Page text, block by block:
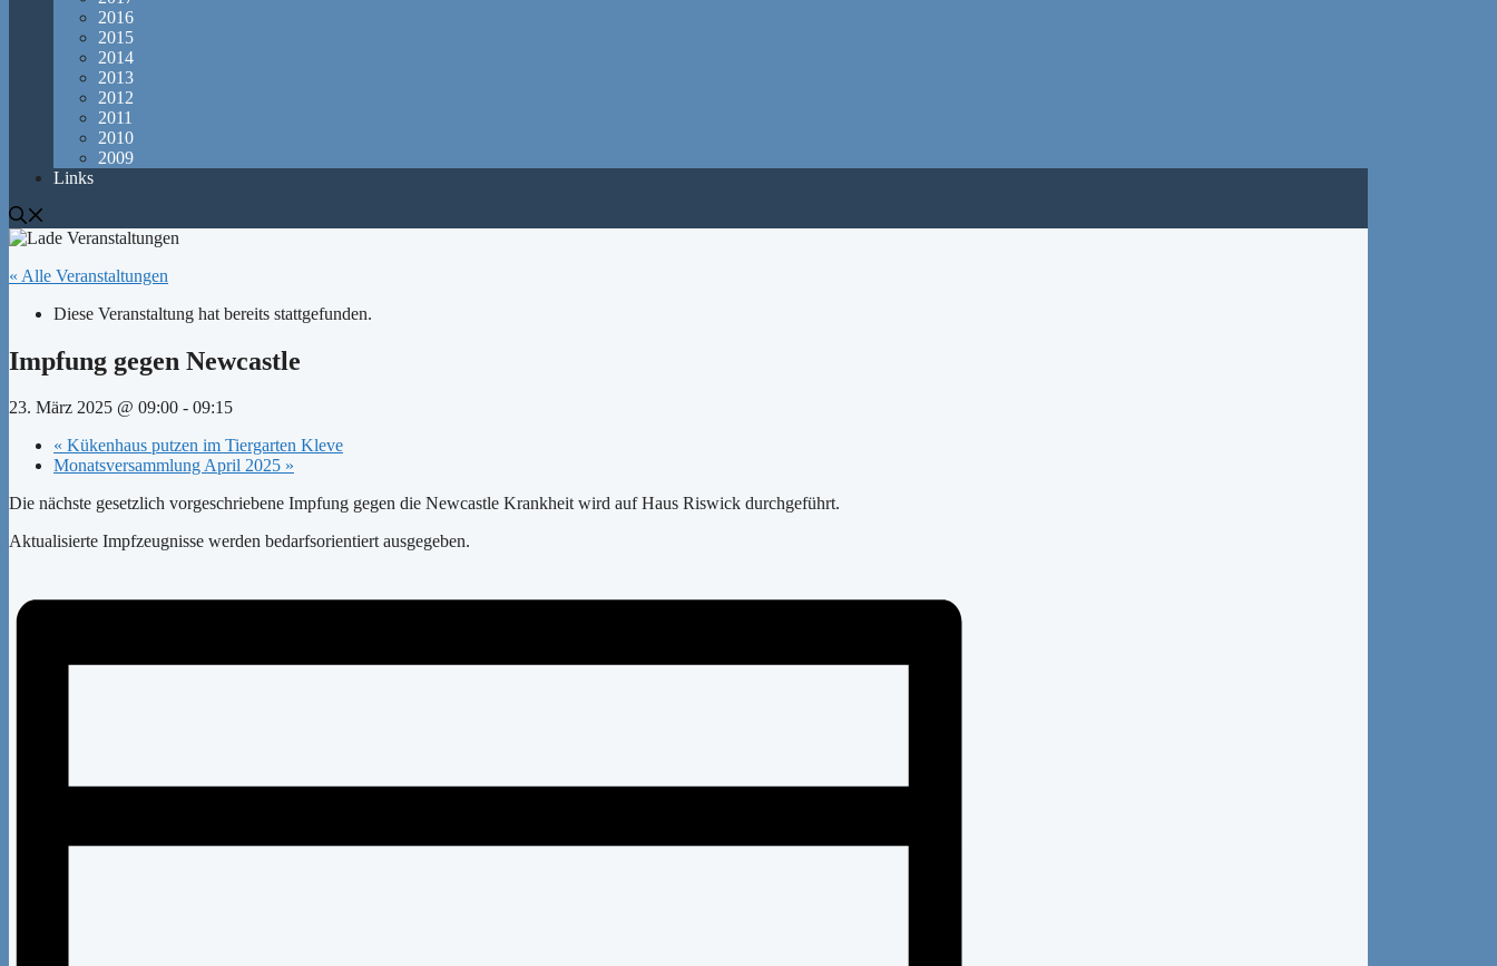
2016
2015
2014
2013
2012
2011
2010
2009
Links
« Alle Veranstaltungen
Diese Veranstaltung hat bereits stattgefunden.
Impfung gegen Newcastle
23. März 2025 @ 09:00 - 09:15
« Kükenhaus putzen im Tiergarten Kleve
Monatsversammlung April 2025 »
Die nächste gesetzlich vorgeschriebene Impfung gegen die Newcastle Krankheit wird auf Haus Riswick durchgeführt.
Aktualisierte Impfzeugnisse werden bedarfsorientiert ausgegeben.